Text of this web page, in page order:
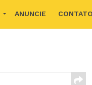
ANUNCIE CONTATO